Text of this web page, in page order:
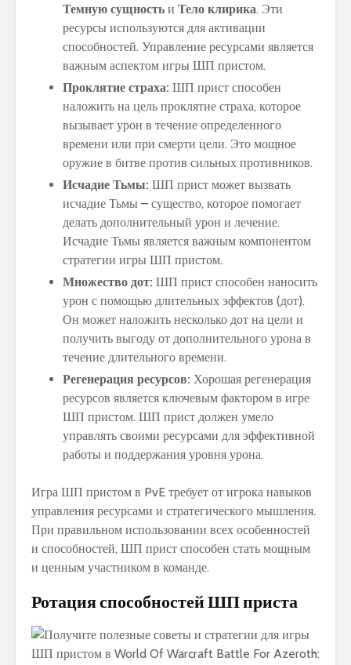
Темную сущность и Тело клирика. Эти
ресурсы используются для активации
способностей. Управление ресурсами является
важным аспектом игры ШП пристом.
Проклятие страха: ШП прист способен
наложить на цель проклятие страха, которое
вызывает урон в течение определенного
времени или при смерти цели. Это мощное
оружие в битве против сильных противников.
Исчадие Тьмы: ШП прист может вызвать
исчадие Тьмы – существо, которое помогает
делать дополнительный урон и лечение.
Исчадие Тьмы является важным компонентом
стратегии игры ШП пристом.
Множество дот: ШП прист способен наносить
урон с помощью длительных эффектов (дот).
Он может наложить несколько дот на цели и
получить выгоду от дополнительного урона в
течение длительного времени.
Регенерация ресурсов: Хорошая регенерация
ресурсов является ключевым фактором в игре
ШП пристом. ШП прист должен умело
управлять своими ресурсами для эффективной
работы и поддержания уровня урона.
Игра ШП пристом в PvE требует от игрока навыков
управления ресурсами и стратегического мышления.
При правильном использовании всех особенностей
и способностей, ШП прист способен стать мощным
и ценным участником в команде.
Ротация способностей ШП приста